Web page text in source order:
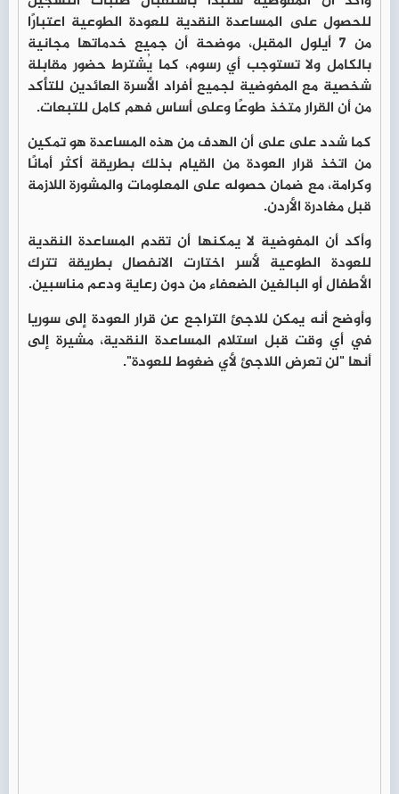
للحصول على المساعدة النقدية للعودة الطوعية اعتبارًا
من 7 أيلول المقبل، موضحة أن جميع خدماتها مجانية
بالكامل ولا تستوجب أي رسوم، كما يُشترط حضور مقابلة
شخصية مع المفوضية لجميع أفراد الأسرة العائدين للتأكد
من أن القرار متخذ طوعًا وعلى أساس فهم كامل للتبعات.
كما شدد على على أن الهدف من هذه المساعدة هو تمكين
من اتخذ قرار العودة من القيام بذلك بطريقة أكثر أمانًا
وكرامة، مع ضمان حصوله على المعلومات والمشورة اللازمة
قبل مغادرة الأردن.
وأكد أن المفوضية لا يمكنها أن تقدم المساعدة النقدية
للعودة الطوعية لأسر اختارت الانفصال بطريقة تترك
الأطفال أو البالغين الضعفاء من دون رعاية ودعم مناسبين.
وأوضح أنه يمكن للاجئ التراجع عن قرار العودة إلى سوريا
في أي وقت قبل استلام المساعدة النقدية، مشيرة إلى
أنها "لن تعرض اللاجئ لأي ضغوط للعودة".